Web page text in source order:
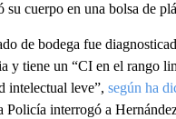
su cuerpo en una bolsa de
de bodega fue
y tiene un “CI en el rango
intelectual leve”, según ha
Policía interrogó a